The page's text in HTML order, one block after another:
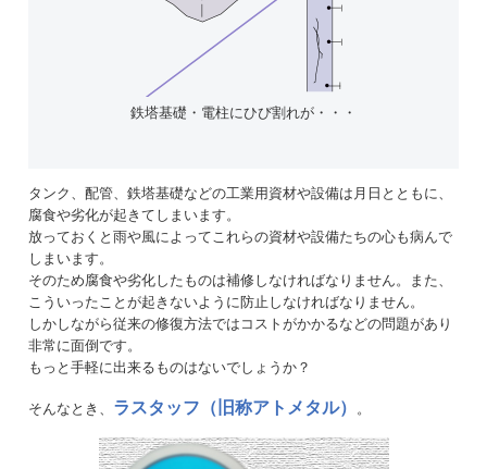
鉄塔基礎・電柱にひび割れが・・・
タンク、配管、鉄塔基礎などの工業用資材や設備は月日とともに、
腐食や劣化が起きてしまいます。
放っておくと雨や風によってこれらの資材や設備たちの心も病んで
しまいます。
そのため腐食や劣化したものは補修しなければなりません。また、
こういったことが起きないように防止しなければなりません。
しかしながら従来の修復方法ではコストがかかるなどの問題があり
非常に面倒です。
もっと手軽に出来るものはないでしょうか？
そんなとき、 ラスタッフ（旧称アトメタル） 。